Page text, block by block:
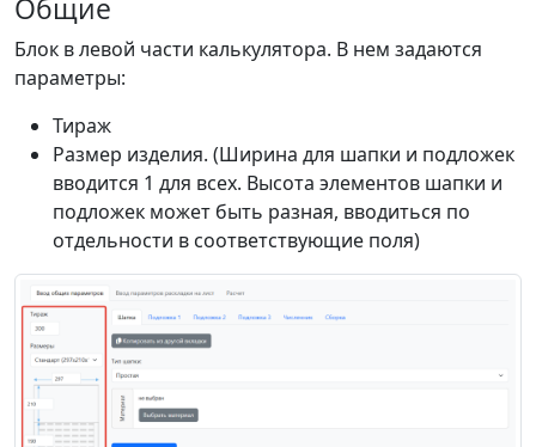
Общие
Блок в левой части калькулятора. В нем задаются
параметры:
Тираж
Размер изделия. (Ширина для шапки и подложек
вводится 1 для всех. Высота элементов шапки и
подложек может быть разная, вводиться по
отдельности в соответствующие поля)